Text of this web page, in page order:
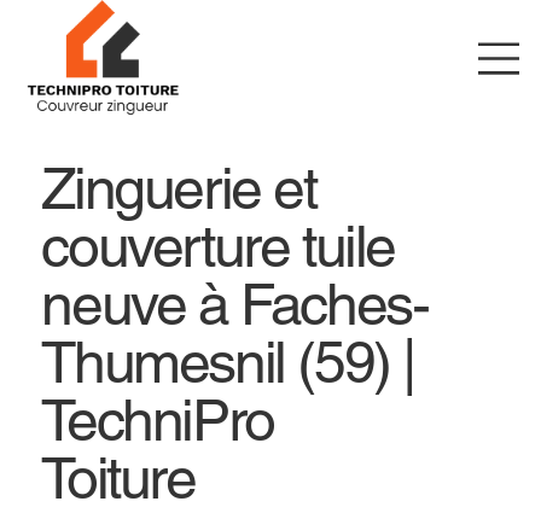
Zinguerie et
couverture tuile
neuve à Faches-
Thumesnil (59) |
TechniPro
Toiture